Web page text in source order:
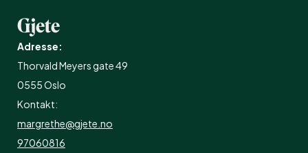
Gjete
Adresse:
Thorvald Meyers gate 49
0555 Oslo
Kontakt:
margrethe@gjete.no
97060816